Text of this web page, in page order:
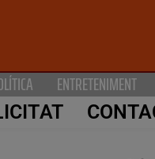
ENTRETENIMENT